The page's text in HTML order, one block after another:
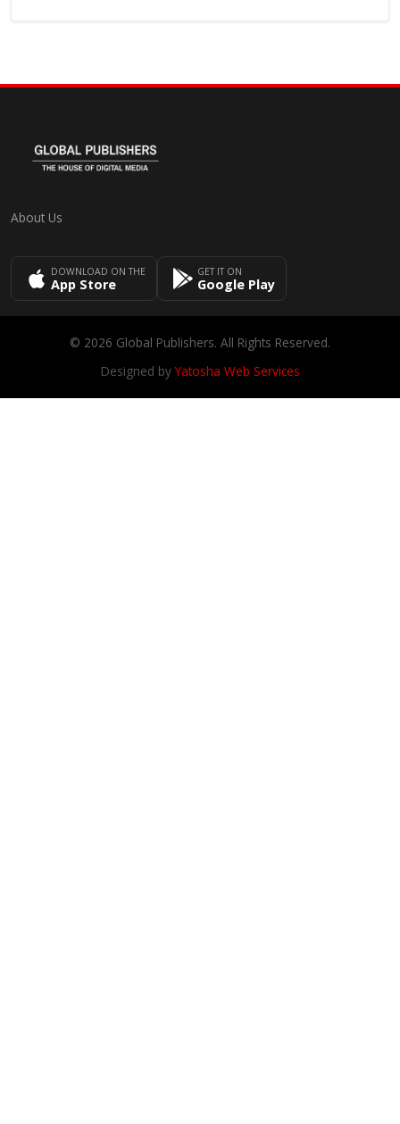
About Us
DOWNLOAD ON THE
App Store
GET IT ON
Google Play
© 2026 Global Publishers. All Rights Reserved.
Designed byYatosha Web Services